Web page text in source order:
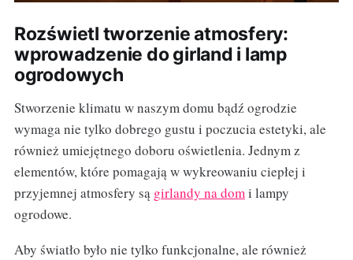
Rozświetl tworzenie atmosfery:
wprowadzenie do girland i lamp
ogrodowych
Stworzenie klimatu w naszym domu bądź ogrodzie
wymaga nie tylko dobrego gustu i poczucia estetyki, ale
również umiejętnego doboru oświetlenia. Jednym z
elementów, które pomagają w wykreowaniu ciepłej i
przyjemnej atmosfery są girlandy na domi lampy
ogrodowe.
Aby światło było nie tylko funkcjonalne, ale również